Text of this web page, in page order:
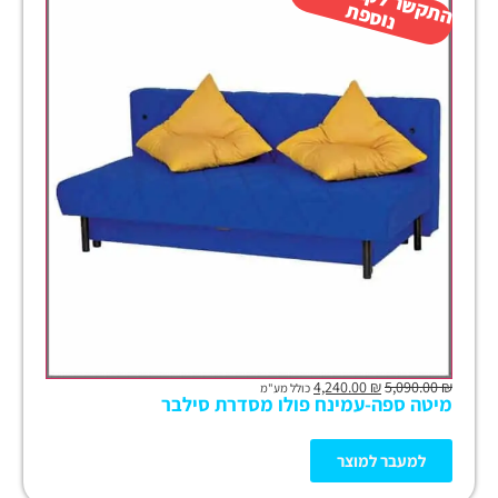
ת
ק
ת
₪
5,090.00
₪ כולל מע"מ
מיטה ספה-עמינח פולו מסדרת סילבר
למעבר למוצר